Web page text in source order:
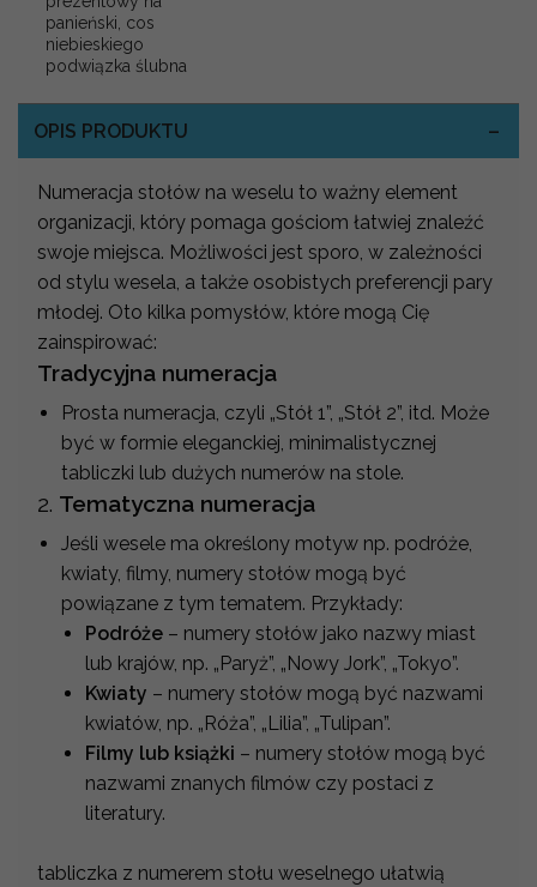
panieński, cos
niebieskiego
podwiązka ślubna
OPIS PRODUKTU
Numeracja stołów na weselu to ważny element
organizacji, który pomaga gościom łatwiej znaleźć
swoje miejsca. Możliwości jest sporo, w zależności
od stylu wesela, a także osobistych preferencji pary
młodej. Oto kilka pomysłów, które mogą Cię
zainspirować:
Tradycyjna numeracja
Prosta numeracja, czyli „Stół 1”, „Stół 2”, itd. Może
być w formie eleganckiej, minimalistycznej
tabliczki lub dużych numerów na stole.
2. Tematyczna numeracja
Jeśli wesele ma określony motyw np. podróże,
kwiaty, filmy, numery stołów mogą być
powiązane z tym tematem. Przykłady:
Podróże – numery stołów jako nazwy miast
lub krajów, np. „Paryż”, „Nowy Jork”, „Tokyo”.
Kwiaty – numery stołów mogą być nazwami
kwiatów, np. „Róża”, „Lilia”, „Tulipan”.
Filmy lub książki – numery stołów mogą być
nazwami znanych filmów czy postaci z
literatury.
tabliczka z numerem stołu weselnego ułatwią